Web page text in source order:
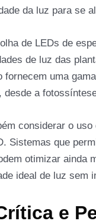
da luz para se
de LEDs de
de luz das
fornecem uma
desde a
considerar o
Sistemas que
otimizar ainda
ideal de luz sem
e